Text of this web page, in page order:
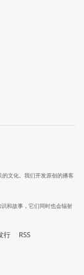
文化。我们开发原创的播客
和故事，它们同时也会辐射
行 RSS